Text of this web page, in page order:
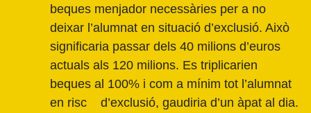
beques menjador necessàries per a no
deixar l’alumnat en situació d’exclusió. Això
significaria passar dels 40 milions d’euros
actuals als 120 milions. Es triplicarien
beques al 100% i com a mínim tot l’alumnat
en risc d’exclusió, gaudiria d’un àpat al dia.